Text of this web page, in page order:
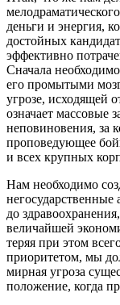
деньги и энергия,
достойных
эффективно
Сначала
его промытыми
угрозе, исходящей
означает массовые
неповиновения, за
проповедующее
и всех крупных
Нам необходимо
негосударственные
до
величайшей
теряя при этом
приоритетом, мы
мирная угроза
положение, когда